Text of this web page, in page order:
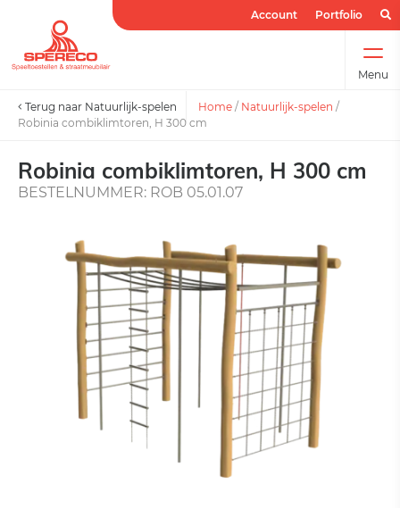
Account Portfolio
Menu
Terug naar Natuurlijk-spelen Home / Natuurlijk-spelen /
Robinia combiklimtoren, H 300 cm
Robinia combiklimtoren, H 300 cm
BESTELNUMMER: ROB 05.01.07